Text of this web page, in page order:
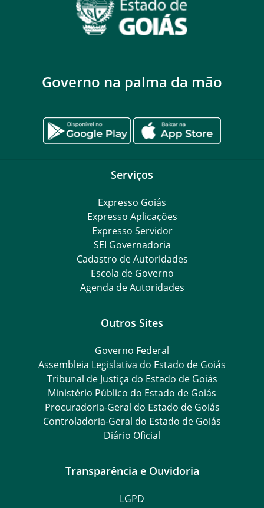
Governo na palma da mão
Serviços
Expresso Goiás
Expresso Aplicações
Expresso Servidor
SEI Governadoria
Cadastro de Autoridades
Escola de Governo
Agenda de Autoridades
Outros Sites
Governo Federal
Assembleia Legislativa do Estado de Goiás
Tribunal de Justiça do Estado de Goiás
Ministério Público do Estado de Goiás
Procuradoria-Geral do Estado de Goiás
Controladoria-Geral do Estado de Goiás
Diário Oficial
Transparência e Ouvidoria
LGPD